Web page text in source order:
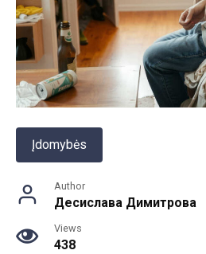
Įdomybės
Author
Десислава Димитрова
Views
438